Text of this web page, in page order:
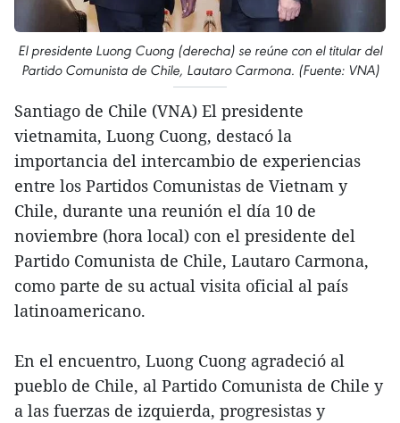
El presidente Luong Cuong (derecha) se reúne con el titular del
Partido Comunista de Chile, Lautaro Carmona. (Fuente: VNA)
Santiago de Chile (VNA) El presidente
vietnamita, Luong Cuong, destacó la
importancia del intercambio de experiencias
entre los Partidos Comunistas de Vietnam y
Chile, durante una reunión el día 10 de
noviembre (hora local) con el presidente del
Partido Comunista de Chile, Lautaro Carmona,
como parte de su actual visita oficial al país
latinoamericano.
En el encuentro, Luong Cuong agradeció al
pueblo de Chile, al Partido Comunista de Chile y
a las fuerzas de izquierda, progresistas y